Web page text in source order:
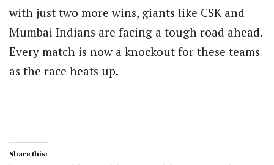
with just two more wins, giants like CSK and
Mumbai Indians are facing a tough road ahead.
Every match is now a knockout for these teams
as the race heats up.
Share this: